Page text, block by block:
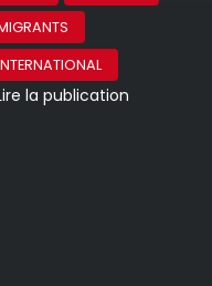
la publication